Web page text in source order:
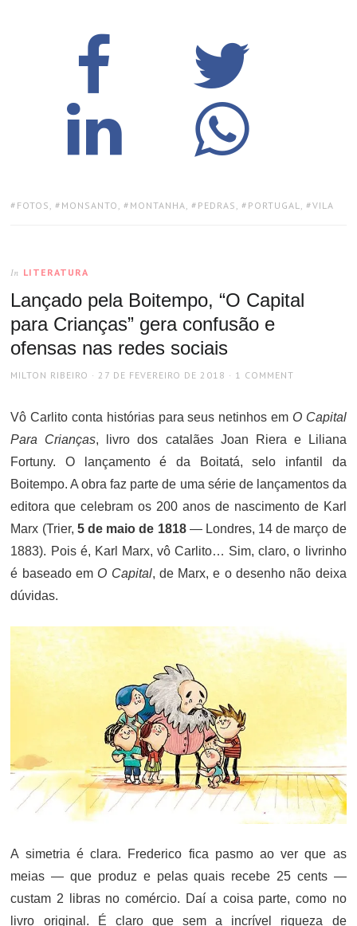
TAGS:
FOTOS , MONSANTO , MONTANHA, PEDRAS , PORTUGAL, VILA
In LITERATURA
Lançado pela Boitempo, “O Capital
para Crianças” gera confusão e
ofensas nas redes sociais
AUTHOR
MILTON RIBEIRO
POSTED
27 DE FEVEREIRO DE 2018 1 COMMENT
Vô Carlito conta histórias para seus netinhos em O Capital
Para Crianças, livro dos catalães Joan Riera e Liliana
Fortuny. O lançamento é da Boitatá, selo infantil da
Boitempo. A obra faz parte de uma série de lançamentos da
editora que celebram os 200 anos de nascimento de Karl
Marx (Trier, 5 de maio de 1818— Londres, 14 de março de
1883). Pois é, Karl Marx, vô Carlito… Sim, claro, o livrinho
é baseado em O Capital, de Marx, e o desenho não deixa
dúvidas.
A simetria é clara. Frederico fica pasmo ao ver que as
meias — que produz e pelas quais recebe 25 cents —
custam 2 libras no comércio. Daí a coisa parte, como no
livro original. É claro que sem a incrível riqueza de